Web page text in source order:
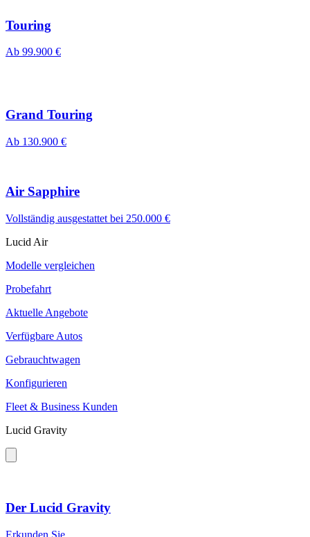
Touring
Ab 99.900 €
Grand Touring
Ab 130.900 €
Air Sapphire
Vollständig ausgestattet bei 250.000 €
Lucid Air
Modelle vergleichen
Probefahrt
Aktuelle Angebote
Verfügbare Autos
Gebrauchtwagen
Konfigurieren
Fleet & Business Kunden
Lucid Gravity
Der Lucid Gravity
Erkunden Sie